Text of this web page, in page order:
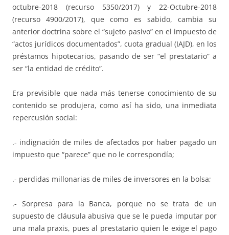
octubre-2018 (recurso 5350/2017) y 22-Octubre-2018
(recurso 4900/2017), que como es sabido, cambia su
anterior doctrina sobre el “sujeto pasivo” en el impuesto de
“actos jurídicos documentados”, cuota gradual (IAJD), en los
préstamos hipotecarios, pasando de ser “el prestatario” a
ser “la entidad de crédito”.
Era previsible que nada más tenerse conocimiento de su
contenido se produjera, como así ha sido, una inmediata
repercusión social:
.- indignación de miles de afectados por haber pagado un
impuesto que “parece” que no le correspondía;
.- perdidas millonarias de miles de inversores en la bolsa;
.- Sorpresa para la Banca, porque no se trata de un
supuesto de cláusula abusiva que se le pueda imputar por
una mala praxis, pues al prestatario quien le exige el pago